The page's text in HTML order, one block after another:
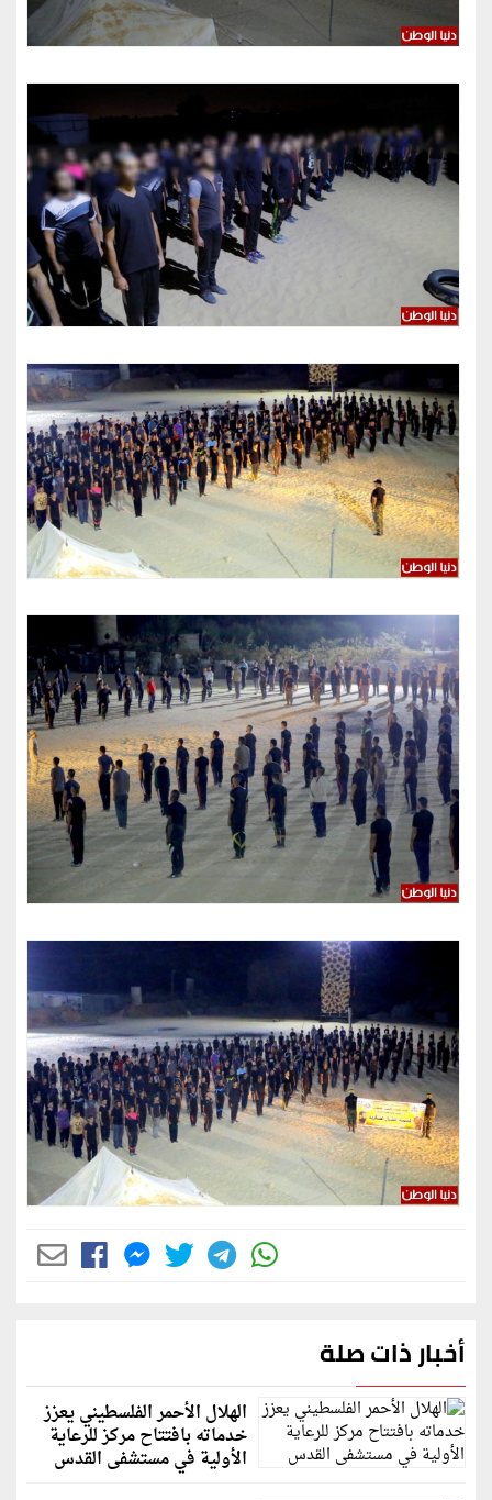
أخبار ذات صلة
الهلال الأحمر الفلسطيني يعزز
خدماته بافتتاح مركز للرعاية
الأولية في مستشفى القدس